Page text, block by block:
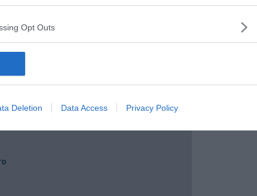
Opt Outs
Deletion Data Access Privacy Policy